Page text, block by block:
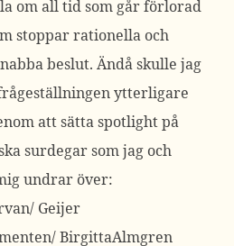
om all tid som går förlorad
stoppar rationella och
beslut. Ändå skulle jag
ytterligare
att sätta spotlight på
surdegar som jag och
undrar över:
Geijer
BirgittaAlmgren